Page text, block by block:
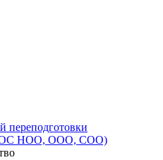
переподготовки
НОО, ООО, СОО)